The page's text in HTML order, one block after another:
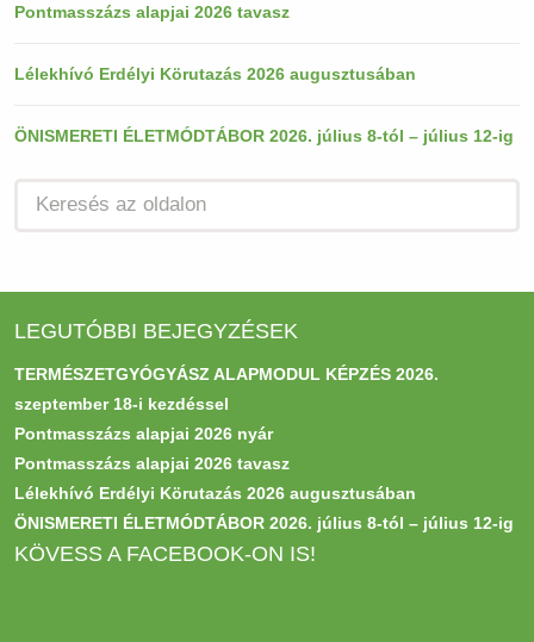
Pontmasszázs alapjai 2026 tavasz
Lélekhívó Erdélyi Körutazás 2026 augusztusában
ÖNISMERETI ÉLETMÓDTÁBOR 2026. július 8-tól – július 12-ig
LEGUTÓBBI BEJEGYZÉSEK
TERMÉSZETGYÓGYÁSZ ALAPMODUL KÉPZÉS 2026.
szeptember 18-i kezdéssel
Pontmasszázs alapjai 2026 nyár
Pontmasszázs alapjai 2026 tavasz
Lélekhívó Erdélyi Körutazás 2026 augusztusában
ÖNISMERETI ÉLETMÓDTÁBOR 2026. július 8-tól – július 12-ig
KÖVESS A FACEBOOK-ON IS!